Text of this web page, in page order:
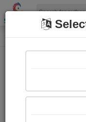
Shopizen
Home Paintings